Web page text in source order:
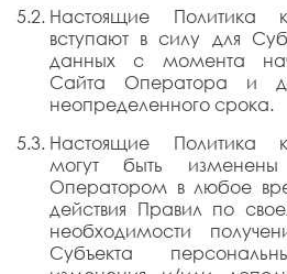
Настоящие Политика
вступают в силу для
данных с момента
Сайта Оператора и
неопределенного срока.
Настоящие Политика
могут быть
Оператором в любое
действия Правил по
необходимости
Субъекта